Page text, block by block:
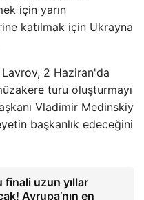
için yarın
katılmak için Ukrayna
Lavrov, 2 Haziran'da
turu oluşturmayı
Vladimir Medinskiy
başkanlık edeceğini
finali uzun yıllar
Avrupa’nın en